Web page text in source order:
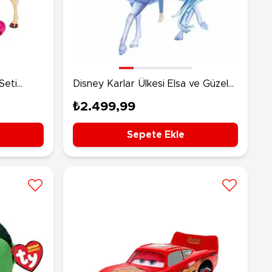
Araçlar
Ekipmanlar
- Havuz Ürünleri
Oyuncaklar
Çeşitli Peluşlar
Disney Karlar Ülkesi Elsa ve Güzel
₺2.499,99
Sepete Ekle